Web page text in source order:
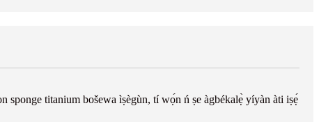
titanium bošewa ìṣègùn, tí wọ́n ń ṣe àgbékalẹ̀ yíyàn àti iṣẹ́